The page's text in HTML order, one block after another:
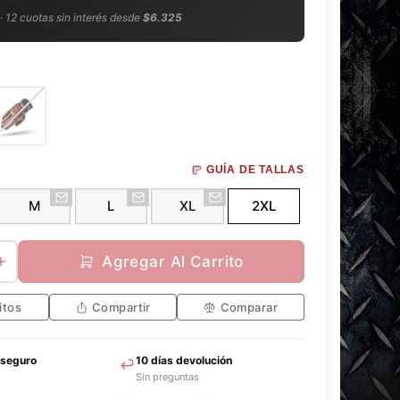
12 cuotas sin interés desde$6.325
l
d
GUÍA DE TALLAS
M L XL 2XL
Agregar Al Carrito
Compartir Comparar
10 días devolución
Sin preguntas